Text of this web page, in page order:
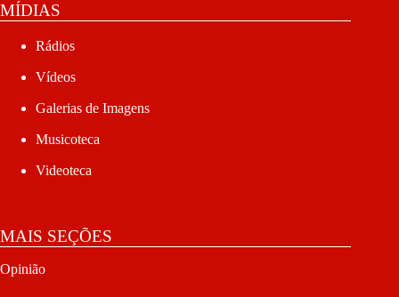
MÍDIAS
Rádios
Vídeos
Galerias de Imagens
Musicoteca
Videoteca
MAIS SEÇÕES
Opinião